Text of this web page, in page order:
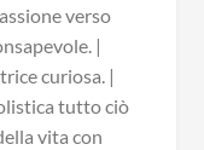
verso
|
curiosa. |
tutto ciò
vita con